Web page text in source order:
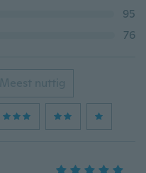
95
76
Meest nuttig